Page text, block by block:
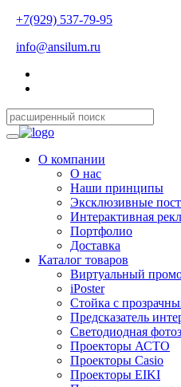
+7(929) 537-79-95
info@ansilum.ru
О компании
О нас
Наши принципы
Эксклюзивные
Интерактивная
Портфолио
Доставка
Каталог товаров
Виртуальный
iPoster
Стойка с
Предсказатель
Светодиодная
Проекторы АСТО
Проекторы Casio
Проекторы EIKI